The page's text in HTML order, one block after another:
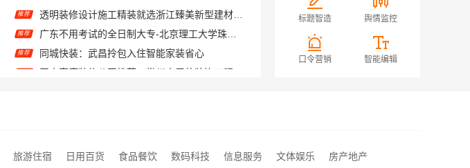
推荐
推荐 广东不用考试的全日制大专-北京理工大学珠海学院继教院
推荐 同城快装：武昌拎包入住智能家装省心
推荐
推荐 嘉兴美居乐建材科技有限公司匠心施工
标题智造 舆情监控
口令营销 智能编辑
旅游住宿 日用百货 食品餐饮 数码科技 信息服务 文体娱乐
房产地产